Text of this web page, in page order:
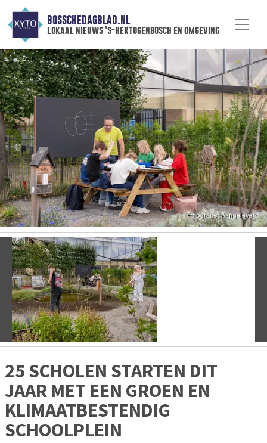
BOSSCHEDAGBLAD.NL
lokaal nieuws 's-hertogenbosch en omgeving
Vorige
25 SCHOLEN STARTEN DIT
JAAR MET EEN GROEN EN
KLIMAATBESTENDIG
SCHOOLPLEIN